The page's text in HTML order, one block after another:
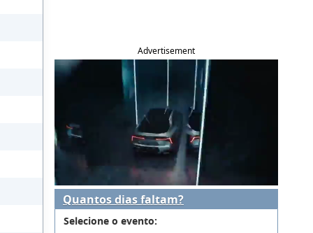
Advertisement
Quantos dias faltam?
Selecione o evento: